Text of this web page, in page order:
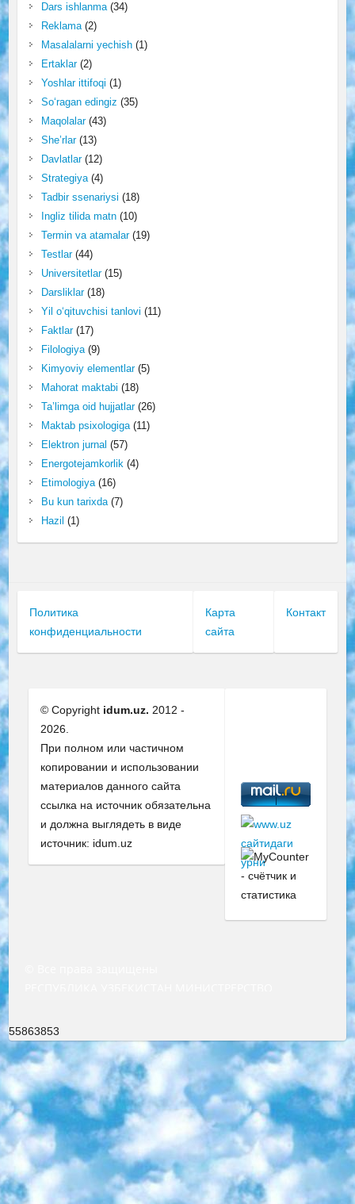
Dars ishlanma(34)
Reklama(2)
Masalalarni yechish(1)
Ertaklar(2)
Yoshlar ittifoqi (1)
So‘ragan edingiz (35)
Maqolalar(43)
She’rlar(13)
Davlatlar(12)
Strategiya(4)
Tadbir ssenariysi (18)
Ingliz tilida matn(10)
Termin va atamalar(19)
Testlar(44)
Universitetlar(15)
Darsliklar(18)
Yil o‘qituvchisi tanlovi (11)
Faktlar(17)
Filologiya(9)
Kimyoviy elementlar(5)
Mahorat maktabi (18)
Ta’limga oid hujjatlar(26)
Maktab psixologiga(11)
Elektron jurnal (57)
Energotejamkorlik(4)
Etimologiya(16)
Bu kun tarixda(7)
Hazil (1)
Политика
конфиденциальности
Карта
сайта
Контакт
© Copyright idum.uz. 2012 -
2026.
При полном или частичном
копировании и использовании
материалов данного сайта
ссылка на источник обязательна
и должна выглядеть в виде
источник: idum.uz
55863853